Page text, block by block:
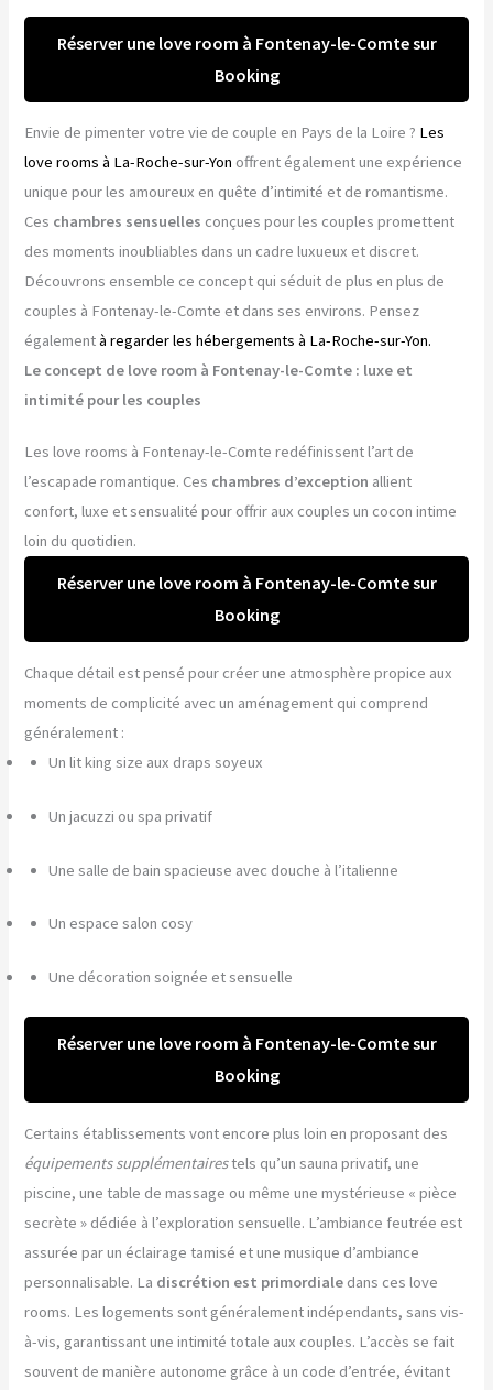
Réserver une love room à Fontenay-le-Comte sur
Booking
Envie de pimenter votre vie de couple en Pays de la Loire ? Les
love rooms à La-Roche-sur-Yon offrent également une expérience
unique pour les amoureux en quête d’intimité et de romantisme.
Ces chambres sensuelles conçues pour les couples promettent
des moments inoubliables dans un cadre luxueux et discret.
Découvrons ensemble ce concept qui séduit de plus en plus de
couples à Fontenay-le-Comte et dans ses environs. Pensez
égalementà regarder les hébergements à La-Roche-sur-Yon.
Le concept de love room à Fontenay-le-Comte : luxe et
intimité pour les couples
Les love rooms à Fontenay-le-Comte redéfinissent l’art de
l’escapade romantique. Ces chambres d’exception allient
confort, luxe et sensualité pour offrir aux couples un cocon intime
loin du quotidien.
Réserver une love room à Fontenay-le-Comte sur
Booking
Chaque détail est pensé pour créer une atmosphère propice aux
moments de complicité avec un aménagement qui comprend
généralement :
Un lit king size aux draps soyeux
Un jacuzzi ou spa privatif
Une salle de bain spacieuse avec douche à l’italienne
Un espace salon cosy
Une décoration soignée et sensuelle
Réserver une love room à Fontenay-le-Comte sur
Booking
Certains établissements vont encore plus loin en proposant des
équipements supplémentairestels qu’un sauna privatif, une
piscine, une table de massage ou même une mystérieuse « pièce
secrète » dédiée à l’exploration sensuelle. L’ambiance feutrée est
assurée par un éclairage tamisé et une musique d’ambiance
personnalisable. La discrétion est primordiale dans ces love
rooms. Les logements sont généralement indépendants, sans vis-
à-vis, garantissant une intimité totale aux couples. L’accès se fait
souvent de manière autonome grâce à un code d’entrée, évitant